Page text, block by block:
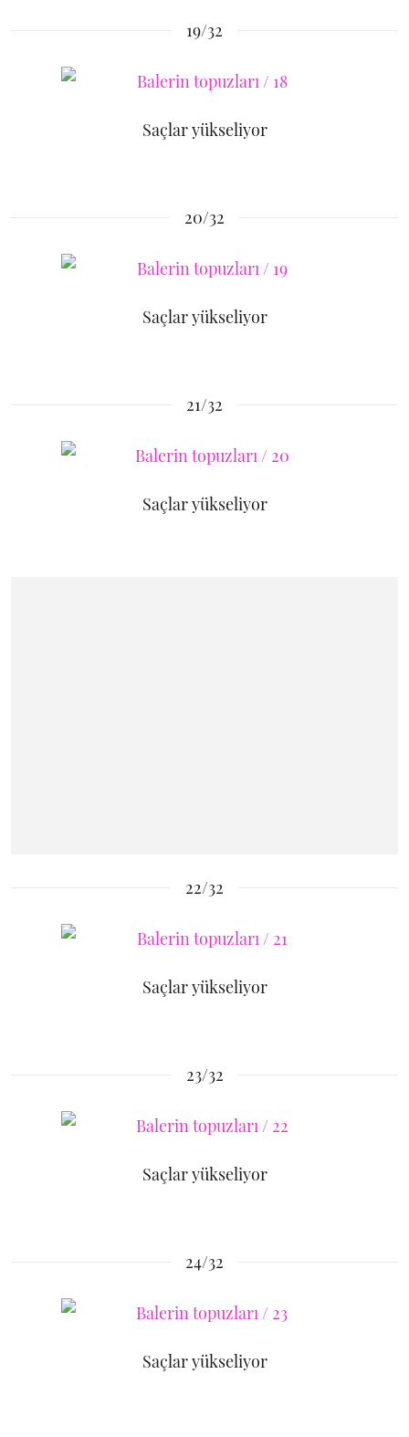
19/32
Saçlar yükseliyor
20/32
Saçlar yükseliyor
21/32
Saçlar yükseliyor
22/32
Saçlar yükseliyor
23/32
Saçlar yükseliyor
24/32
Saçlar yükseliyor